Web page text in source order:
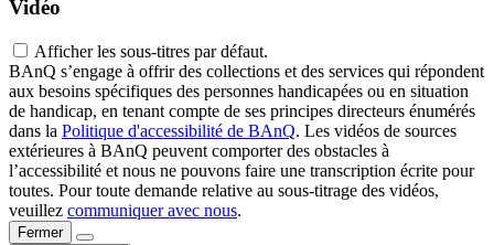
Vidéo
Afficher les sous-titres par défaut.
BAnQ s’engage à offrir des collections et des services qui répondent
aux besoins spécifiques des personnes handicapées ou en situation
de handicap, en tenant compte de ses principes directeurs énumérés
dans la Politique d'accessibilité de BAnQ. Les vidéos de sources
extérieures à BAnQ peuvent comporter des obstacles à
l’accessibilité et nous ne pouvons faire une transcription écrite pour
toutes. Pour toute demande relative au sous-titrage des vidéos,
veuillez communiquer avec nous.
Fermer